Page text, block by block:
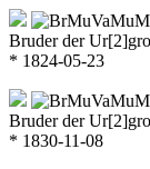
Bruder der
* 1824-05-23
Bruder der
* 1830-11-08